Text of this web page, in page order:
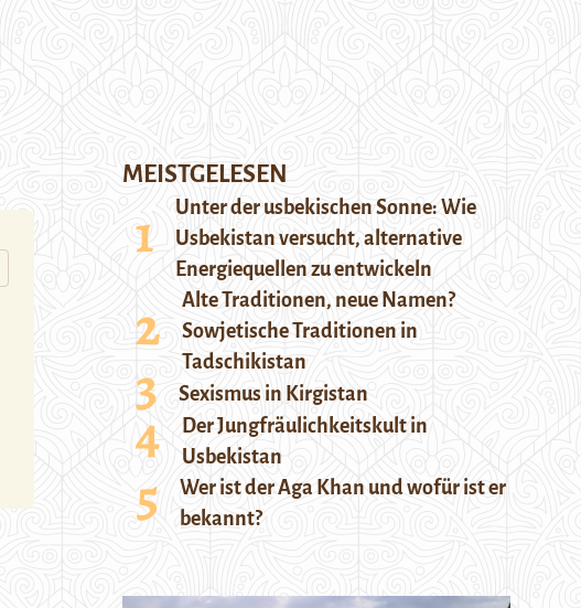
MEISTGELESEN
Unter der usbekischen Sonne: Wie
Usbekistan versucht, alternative
Energiequellen zu entwickeln
Alte Traditionen, neue Namen?
Sowjetische Traditionen in
Tadschikistan
Sexismus in Kirgistan
Der Jungfräulichkeitskult in
Usbekistan
Wer ist der Aga Khan und wofür ist er
bekannt?